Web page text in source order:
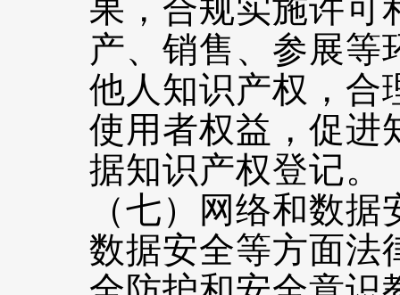
果，合规实施许可
产、销售、参展等
他人知识产权，合
使用者权益，促进
据知识产权登记。
（七）网络和数
数据安全等方面法